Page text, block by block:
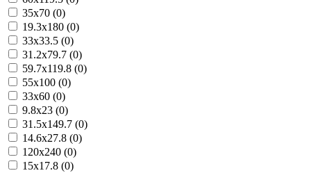
35x70 (0)
19.3x180 (0)
33x33.5 (0)
31.2x79.7 (0)
59.7x119.8 (0)
55x100 (0)
33x60 (0)
9.8x23 (0)
31.5x149.7 (0)
14.6x27.8 (0)
120x240 (0)
15x17.8 (0)